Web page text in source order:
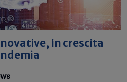
in crescita